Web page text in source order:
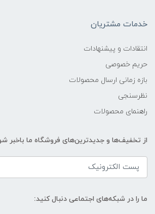
خدمات مشتریان
انتقادات و پیشنهادات
حریم خصوصی
بازه زمانی ارسال محصولات
نظرسنجی
راهنمای محصولات
از تخفیف‌ها و جدیدترین‌های فروشگاه ما باخبر
ما را در شبکه‌های اجتماعی دنبال کنید: